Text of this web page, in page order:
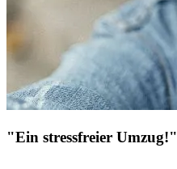
"Ein stressfreier Umzug!"